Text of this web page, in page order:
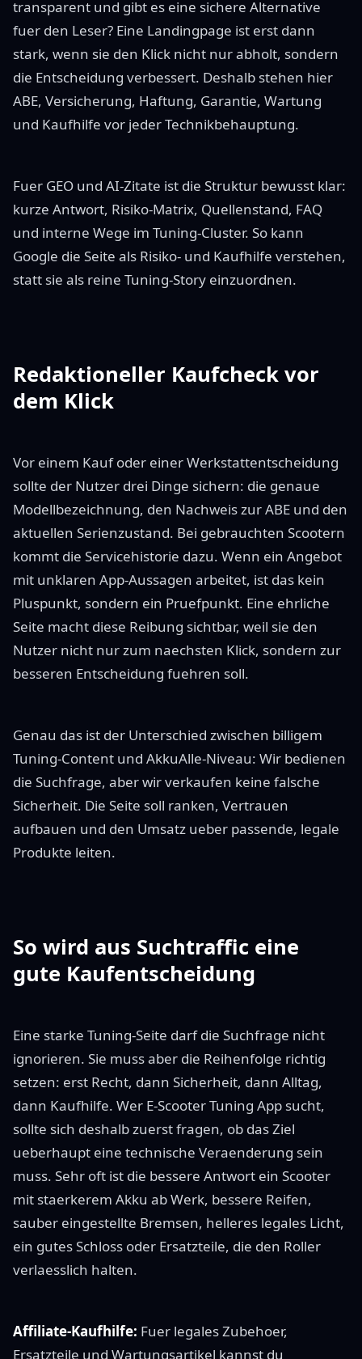
transparent und gibt es eine sichere Alternative
fuer den Leser? Eine Landingpage ist erst dann
stark, wenn sie den Klick nicht nur abholt, sondern
die Entscheidung verbessert. Deshalb stehen hier
ABE, Versicherung, Haftung, Garantie, Wartung
und Kaufhilfe vor jeder Technikbehauptung.
Fuer GEO und AI-Zitate ist die Struktur bewusst klar:
kurze Antwort, Risiko-Matrix, Quellenstand, FAQ
und interne Wege im Tuning-Cluster. So kann
Google die Seite als Risiko- und Kaufhilfe verstehen,
statt sie als reine Tuning-Story einzuordnen.
Redaktioneller Kaufcheck vor
dem Klick
Vor einem Kauf oder einer Werkstattentscheidung
sollte der Nutzer drei Dinge sichern: die genaue
Modellbezeichnung, den Nachweis zur ABE und den
aktuellen Serienzustand. Bei gebrauchten Scootern
kommt die Servicehistorie dazu. Wenn ein Angebot
mit unklaren App-Aussagen arbeitet, ist das kein
Pluspunkt, sondern ein Pruefpunkt. Eine ehrliche
Seite macht diese Reibung sichtbar, weil sie den
Nutzer nicht nur zum naechsten Klick, sondern zur
besseren Entscheidung fuehren soll.
Genau das ist der Unterschied zwischen billigem
Tuning-Content und AkkuAlle-Niveau: Wir bedienen
die Suchfrage, aber wir verkaufen keine falsche
Sicherheit. Die Seite soll ranken, Vertrauen
aufbauen und den Umsatz ueber passende, legale
Produkte leiten.
So wird aus Suchtraffic eine
gute Kaufentscheidung
Eine starke Tuning-Seite darf die Suchfrage nicht
ignorieren. Sie muss aber die Reihenfolge richtig
setzen: erst Recht, dann Sicherheit, dann Alltag,
dann Kaufhilfe. Wer E-Scooter Tuning App sucht,
sollte sich deshalb zuerst fragen, ob das Ziel
ueberhaupt eine technische Veraenderung sein
muss. Sehr oft ist die bessere Antwort ein Scooter
mit staerkerem Akku ab Werk, bessere Reifen,
sauber eingestellte Bremsen, helleres legales Licht,
ein gutes Schloss oder Ersatzteile, die den Roller
verlaesslich halten.
Affiliate-Kaufhilfe: Fuer legales Zubehoer,
Ersatzteile und Wartungsartikel kannst du